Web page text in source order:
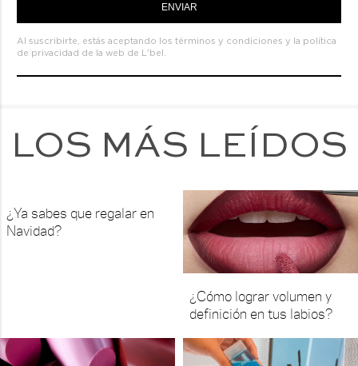
ENVIAR
Al suscribirte, estás aceptando los términos y condiciones y la política
de privacidad de la web de L'bel.
LOS MÁS LEÍDOS
¿Ya sabes que regalar en
Navidad?
¿Cómo lograr volumen y
definición en tus labios?